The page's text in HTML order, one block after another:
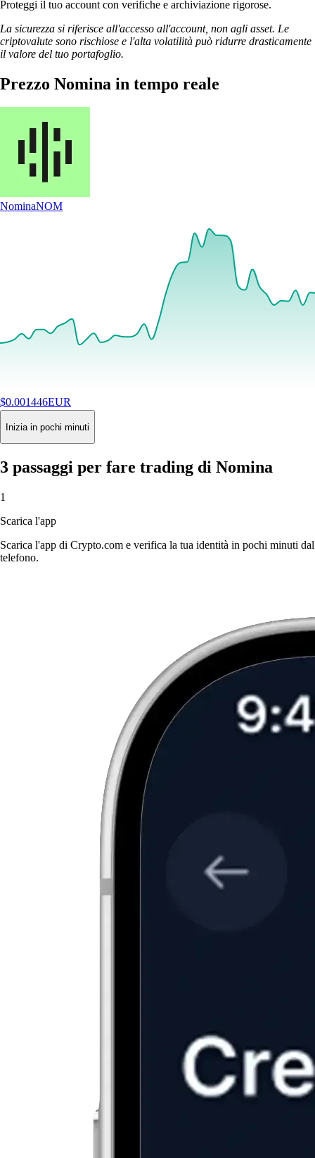
Proteggi il tuo account con verifiche e archiviazione rigorose.
La sicurezza si riferisce all'accesso all'account, non agli asset. Le
criptovalute sono rischiose e l'alta volatilità può ridurre drasticamente
il valore del tuo portafoglio.
Prezzo Nomina in tempo reale
NominaNOM
$0.001446EUR
+3.69%24H
Buy
Inizia in pochi minuti
3 passaggi per fare trading di Nomina
1
Scarica l'app
Scarica l'app di Crypto.com e verifica la tua identità in pochi minuti dal
telefono.